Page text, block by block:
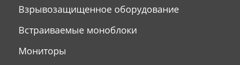
Взрывозащищенное оборудование
Встраиваемые моноблоки
Мониторы